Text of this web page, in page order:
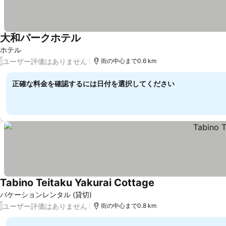
ホテル
大和パークホテル
/ユーザー評価はありません 街の中心まで0.6 km
正確な料金を確認するには日付を選択してください
バケーションレンタル (貸切)
Tabino Teitaku Yakurai Cottage
/ユーザー評価はありません 街の中心まで0.8 km